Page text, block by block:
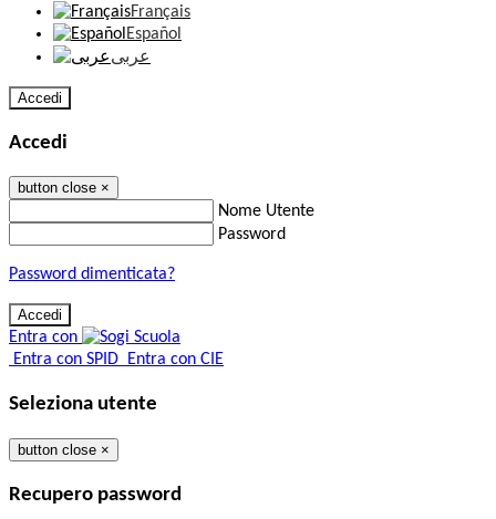
Français
Español
عربى
Accedi
Accedi
button close ×
Nome Utente
Password
Password dimenticata?
Entra con
Entra con SPID Entra con CIE
Seleziona utente
button close ×
Recupero password